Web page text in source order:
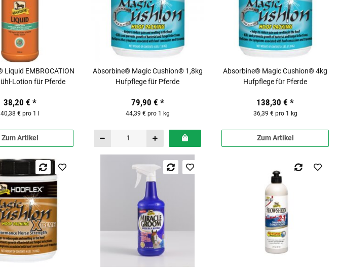
Liquid EMBROCATION
Lotion für Pferde
38,20 € *
40,38 € pro 1 l
Zum Artikel
Absorbine® Magic Cushion® 1,8kg
Hufpflege für Pferde
79,90 € *
44,39 € pro 1 kg
Absorbine® Magic Cushion® 4kg
Hufpflege für Pferde
138,30 € *
36,39 € pro 1 kg
Zum Artikel